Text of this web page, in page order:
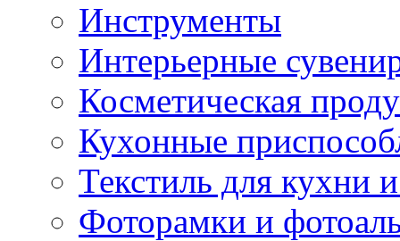
Инструменты
Интерьерные
Косметическая
Кухонные
Текстиль для кухни
Фоторамки и